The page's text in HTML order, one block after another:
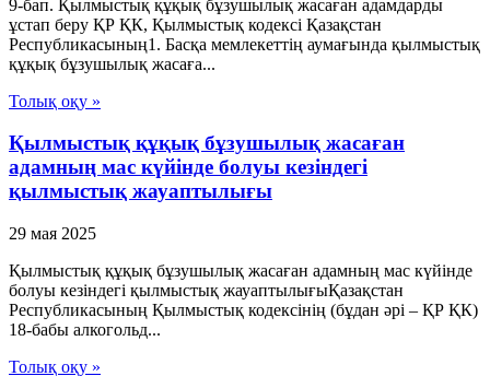
9-бап. Қылмыстық құқық бұзушылық жасаған адамдарды
ұстап беру ҚР ҚК, Қылмыстық кодексi Қазақстан
Республикасының1. Басқа мемлекеттiң аумағында қылмыстық
құқық бұзушылық жасаға...
Толық оқу »
Қылмыстық құқық бұзушылық жасаған
адамның мас күйінде болуы кезіндегі
қылмыстық жауаптылығы
29 мая 2025
Қылмыстық құқық бұзушылық жасаған адамның мас күйінде
болуы кезіндегі қылмыстық жауаптылығыҚазақстан
Республикасының Қылмыстық кодексінің (бұдан әрі – ҚР ҚК)
18-бабы алкогольд...
Толық оқу »